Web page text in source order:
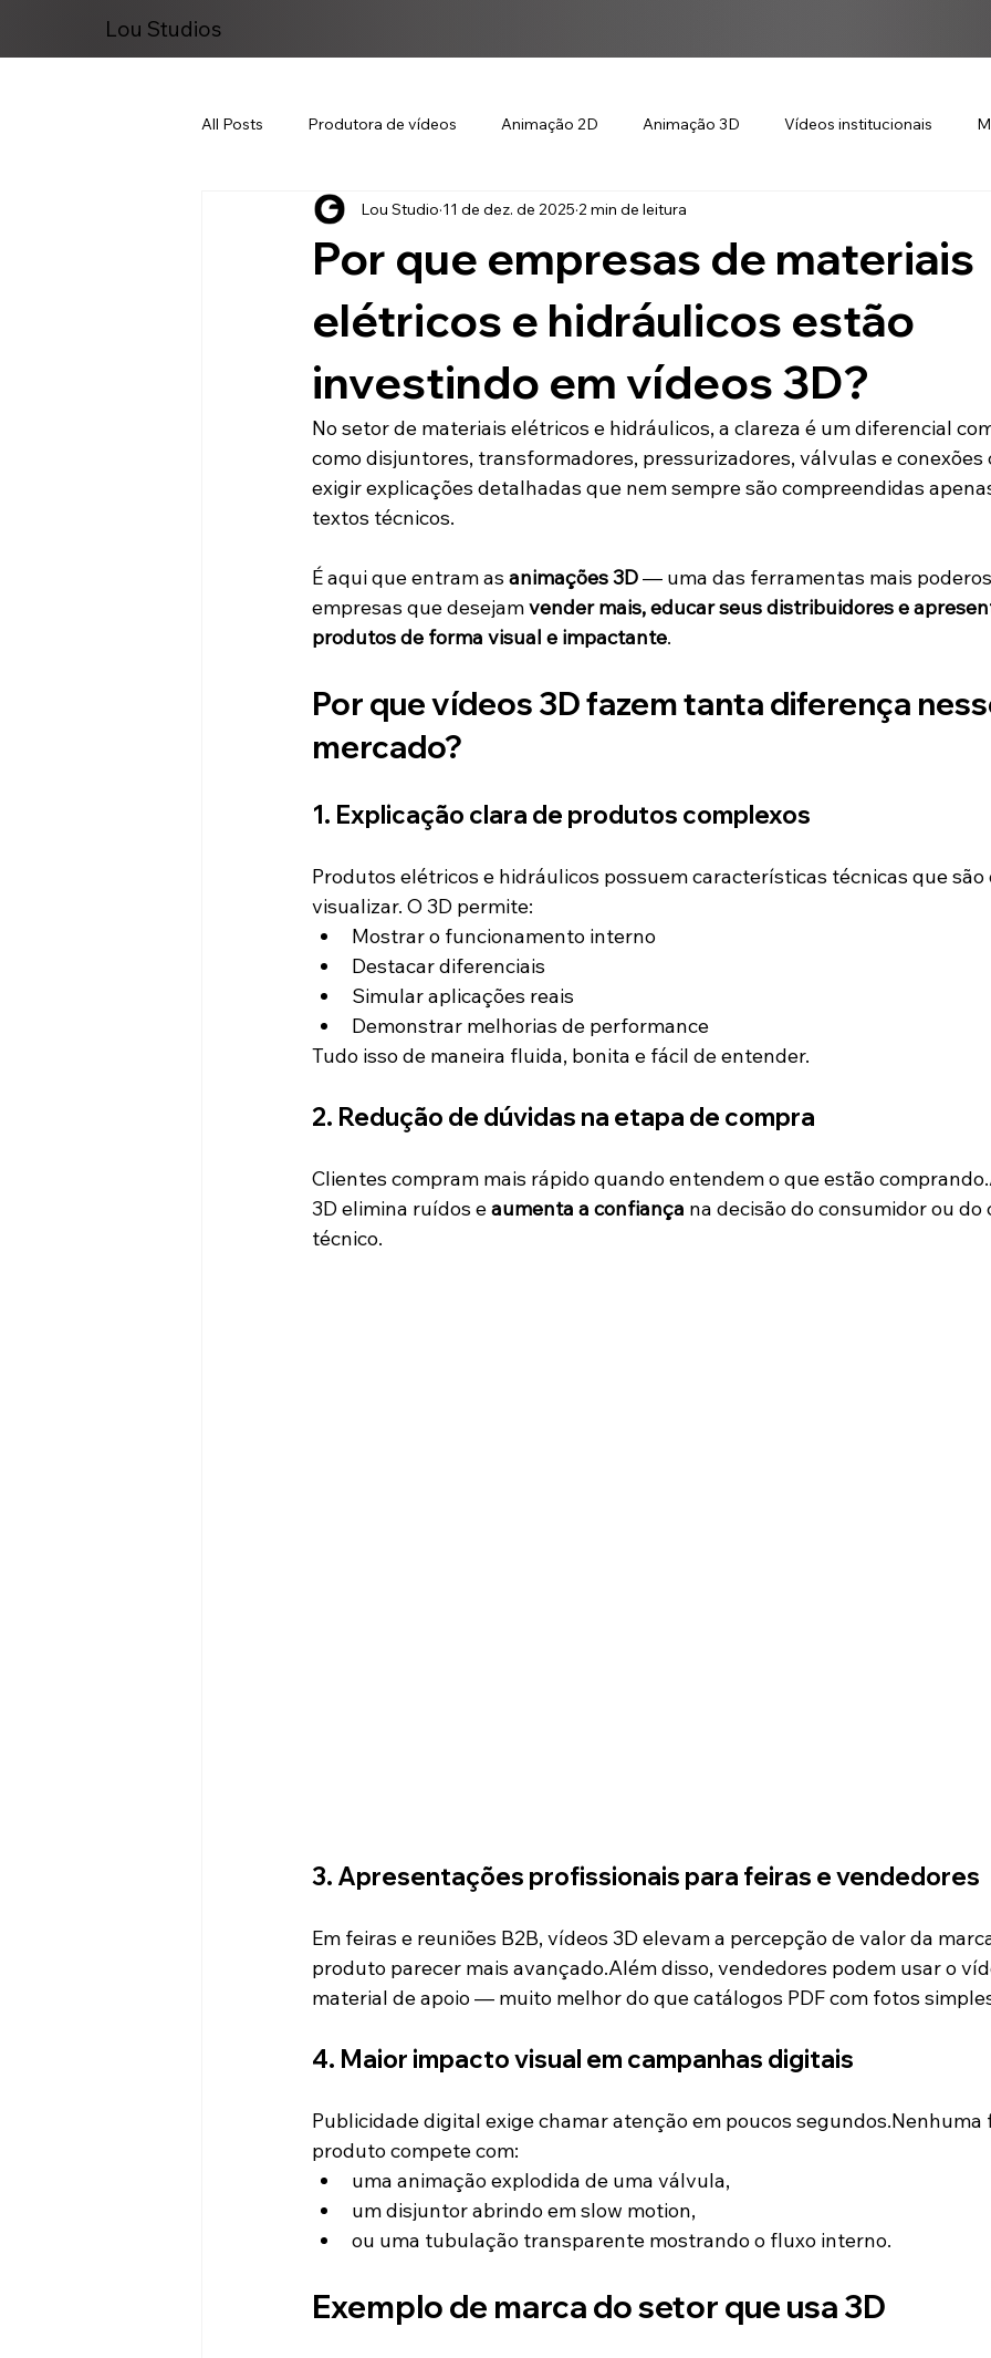
Lou Studios
All Posts Produtora de vídeos Animação 2D Animação 3D Vídeos institucionais
Marketing Digital
Por que empresas de materiais
elétricos e hidráulicos estão
investindo em vídeos 3D?
Lou Studio 11 de dez. de 2025 2 min de leitura
No setor de materiais elétricos e hidráulicos, a clareza é um diferencial
como disjuntores, transformadores, pressurizadores, válvulas e conexões
exigir explicações detalhadas que nem sempre são compreendidas
textos técnicos.
É aqui que entram as animações 3D — uma das ferramentas mais
empresas que desejam vender mais, educar seus distribuidores e
produtos de forma visual e impactante.
Por que vídeos 3D fazem tanta diferença
mercado?
1. Explicação clara de produtos complexos
Produtos elétricos e hidráulicos possuem características técnicas que
visualizar. O 3D permite:
Mostrar o funcionamento interno
Destacar diferenciais
Simular aplicações reais
Demonstrar melhorias de performance
Tudo isso de maneira fluida, bonita e fácil de entender.
2. Redução de dúvidas na etapa de compra
Clientes compram mais rápido quando entendem o que estão
3D elimina ruídos e aumenta a confiança na decisão do consumidor ou do
técnico.
3. Apresentações profissionais para feiras e vendedores
Em feiras e reuniões B2B, vídeos 3D elevam a percepção de valor da
produto parecer mais avançado.Além disso, vendedores podem usar o
material de apoio — muito melhor do que catálogos PDF com fotos
4. Maior impacto visual em campanhas digitais
Publicidade digital exige chamar atenção em poucos segundos.Nenhuma
produto compete com:
uma animação explodida de uma válvula,
um disjuntor abrindo em slow motion,
ou uma tubulação transparente mostrando o fluxo interno.
Exemplo de marca do setor que usa 3D